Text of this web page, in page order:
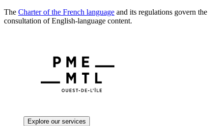
The Charter of the French language and its regulations govern the
consultation of English-language content.
Explore our services